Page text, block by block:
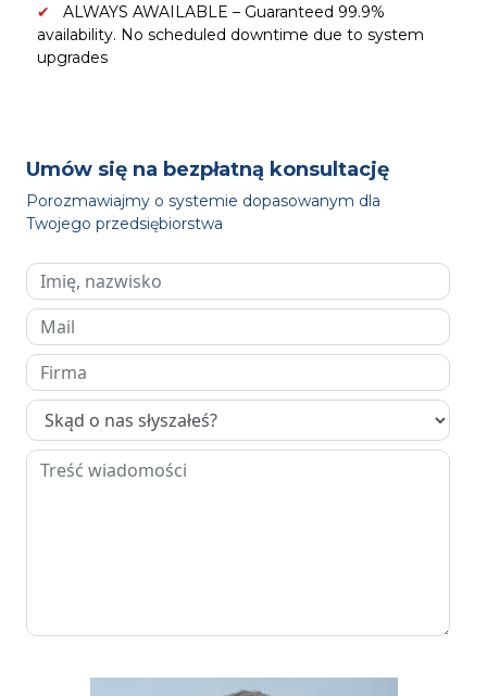
ALWAYS AWAILABLE – Guaranteed 99.9%
availability. No scheduled downtime due to system
upgrades
Umów się na bezpłatną konsultację
Porozmawiajmy o systemie dopasowanym dla
Twojego przedsiębiorstwa